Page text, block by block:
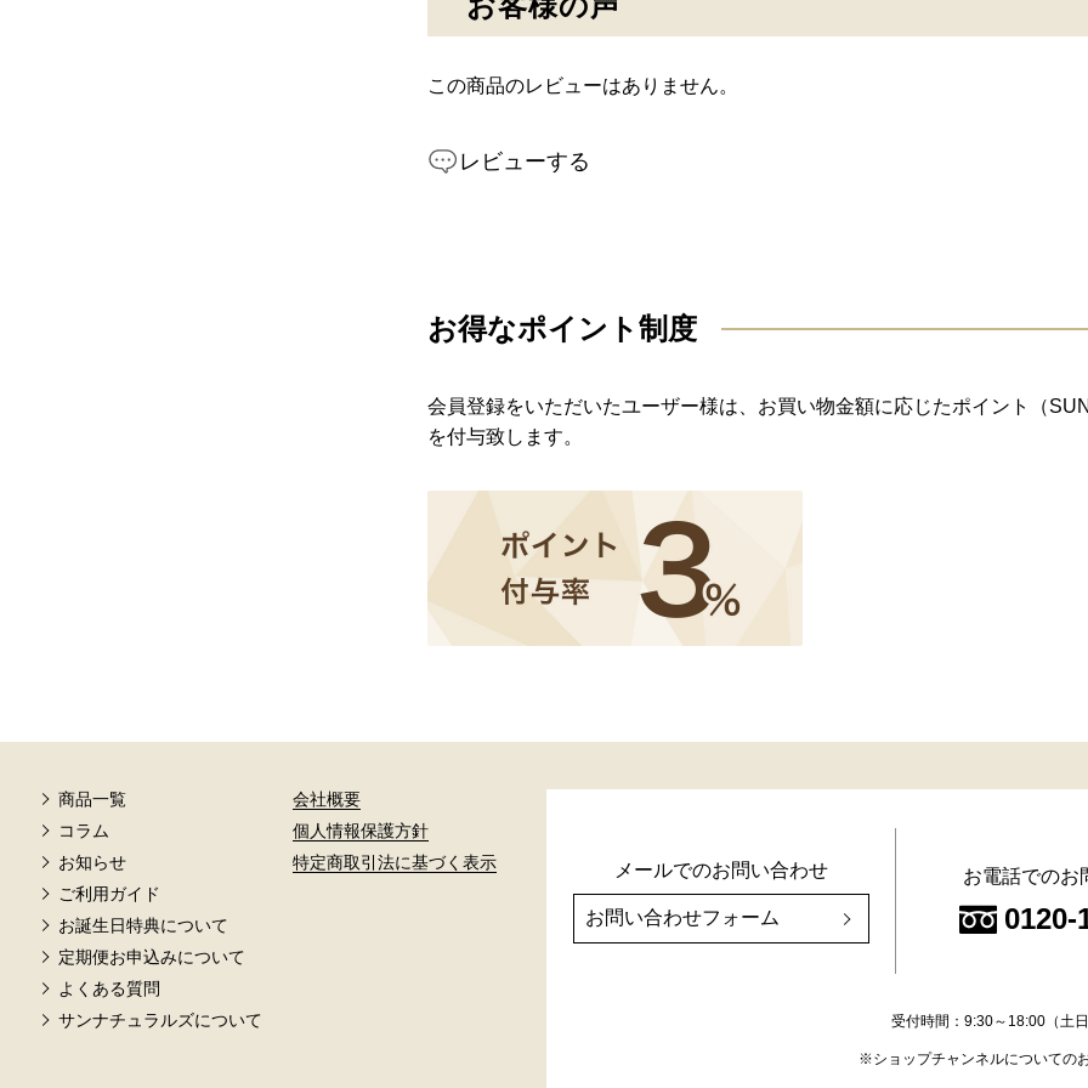
この商品のレビューはありません。
レビューする
お得なポイント制度
会員登録をいただいたユーザー様は、お買い物金額に応じたポイント（SUN
を付与致します。
メールでのお問い合わせ
お問い合わせフォーム
お電話でのお
0120-
受付時間：9:30～18:00（土
※ショップチャンネルについての
商品一覧
コラム
お知らせ
ご利用ガイド
お誕生日特典について
定期便お申込みについて
よくある質問
サンナチュラルズについて
会社概要
個人情報保護方針
特定商取引法に基づく表示